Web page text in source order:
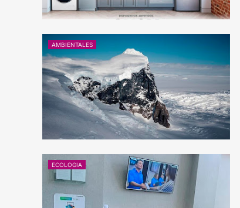
AMBIENTALES
ECOLOGIA